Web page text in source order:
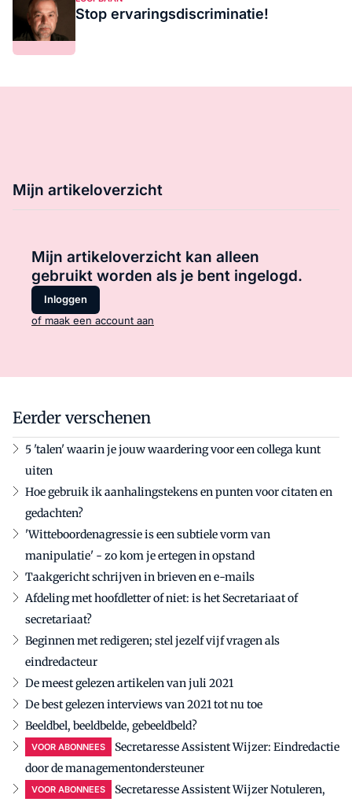
Stop ervaringsdiscriminatie!
Mijn artikeloverzicht
Mijn artikeloverzicht kan alleen
gebruikt worden als je bent ingelogd.
Inloggen
of maak een account aan
Eerder verschenen
5 'talen' waarin je jouw waardering voor een collega kunt
uiten
Hoe gebruik ik aanhalingstekens en punten voor citaten en
gedachten?
'Witteboordenagressie is een subtiele vorm van
manipulatie' - zo kom je ertegen in opstand
Taakgericht schrijven in brieven en e-mails
Afdeling met hoofdletter of niet: is het Secretariaat of
secretariaat?
Beginnen met redigeren; stel jezelf vijf vragen als
eindredacteur
De meest gelezen artikelen van juli 2021
De best gelezen interviews van 2021 tot nu toe
Beeldbel, beeldbelde, gebeeldbeld?
VOOR ABONNEES
Secretaresse Assistent Wijzer: Eindredactie
door de managementondersteuner
VOOR ABONNEES
Secretaresse Assistent Wijzer Notuleren,